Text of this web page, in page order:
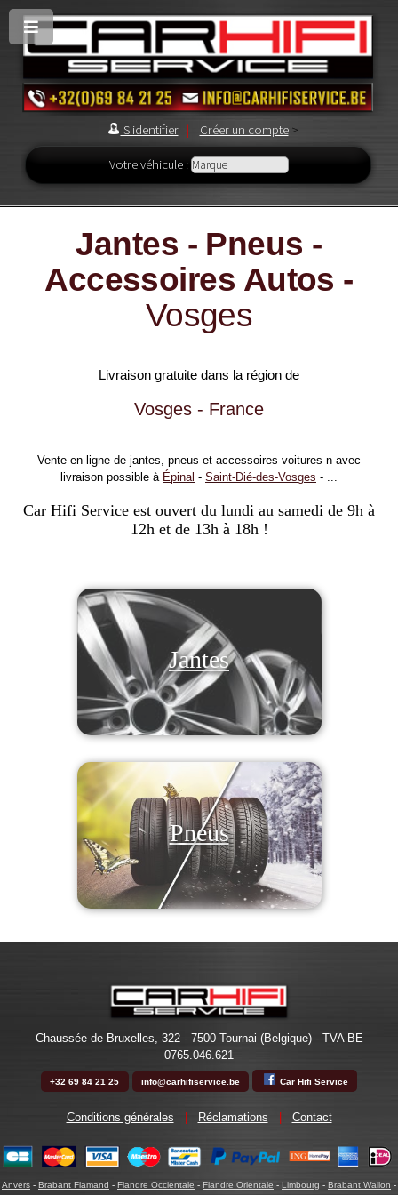
S'identifier | Créer un compte>
Votre véhicule :
Jantes - Pneus -
Accessoires Autos -
Vosges
Livraison gratuite dans la région de
Vosges - France
Vente en ligne de jantes, pneus et accessoires voitures n avec
livraison possible à Épinal - Saint-Dié-des-Vosges - ...
Car Hifi Service est ouvert du lundi au samedi de 9h à
12h et de 13h à 18h !
Jantes
Pneus
Chaussée de Bruxelles, 322 - 7500 Tournai (Belgique) - TVA BE
0765.046.621
+32 69 84 21 25 info@carhifiservice.be Car Hifi Service
Conditions générales Réclamations Contact
Anvers - Brabant Flamand - Flandre Occientale - Flandre Orientale - Limbourg - Brabant Wallon -